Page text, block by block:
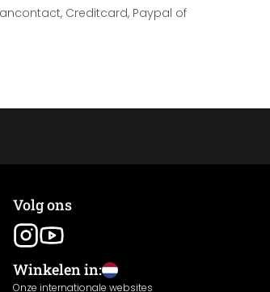
Creditcard, Paypal of
Volg ons
Winkelen in:
Onze internationale websites